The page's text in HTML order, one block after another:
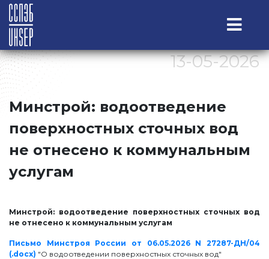
13-05-2026
Минстрой: водоотведение
поверхностных сточных вод
не отнесено к коммунальным
услугам
Минстрой: водоотведение поверхностных сточных вод
не отнесено к коммунальным услугам
Письмо Минстроя России от 06.05.2026 N 27287-ДН/04
(.docx) "О водоотведении поверхностных сточных вод"